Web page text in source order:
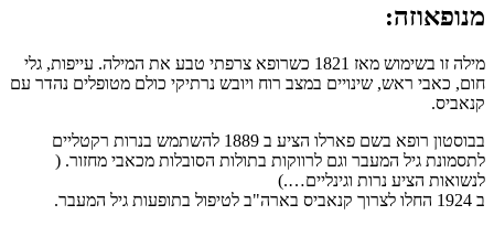
מנופאוזה:
מילה זו בשימוש מאז 1821 כשרופא צרפתי טבע את המילה. עייפות, גלי
חום, כאבי ראש, שינויים במצב רוח ויובש נרתיקי כולם מטופלים נהדר עם
קנאביס.
בבוסטון רופא בשם פארלו הציע ב 1889 להשתמש בנרות רקטליים
לתסמונת גיל המעבר וגם לרווקות בתולות הסובלות מכאבי מחזור. (
לנשואות הציע נרות וגינליים….)
ב 1924 החלו לצרוך קנאביס בארה"ב לטיפול בתופעות גיל המעבר.